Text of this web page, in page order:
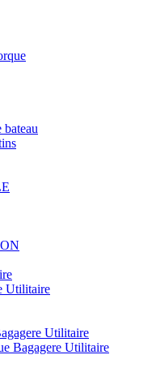
bateau
Utilitaire
Utilitaire
Bagagere Utilitaire